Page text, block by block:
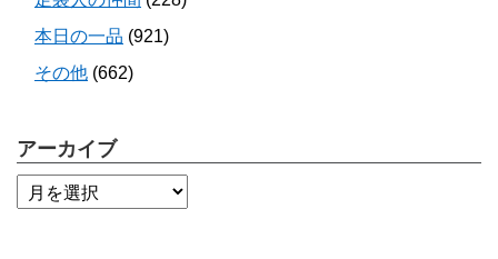
本日の一品 (921)
その他 (662)
アーカイブ